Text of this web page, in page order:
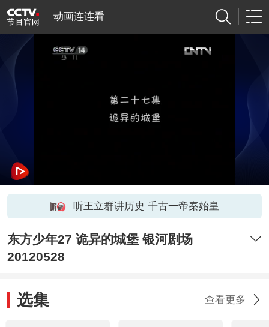
动画连连看
听王立群讲历史 千古一帝秦始皇
东方少年27 诡异的城堡 银河剧场
20120528
选集 查看更多